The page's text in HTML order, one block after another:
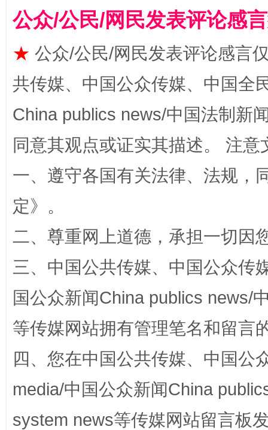
全民健身五年计划来了！等你上场
公众/公民/网民发表评论感
★ 公众/公民/网民发表评论感言
共传媒、中国公众传媒、中国全
China publics news/中国法制新
同意其观点或证实其描述。 注
一、遵守各国有关法律、法规，
定》。
二、尊重网上道德，承担一切因
三、中国公共传媒、中国公众传
国公众新闻China publics news/
等传媒网站拥有管理笔名和留言
四、您在中国公共传媒、中国公
media/中国公众新闻China
system news等传媒网站留言板